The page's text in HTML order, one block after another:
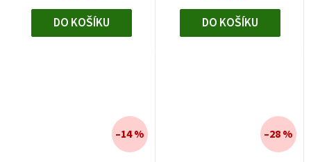
DO KOŠÍKU DO KOŠÍKU
–14 % –28 %